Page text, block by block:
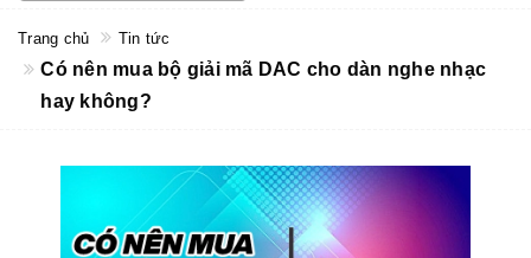
Trang chủ Tin tức
Có nên mua bộ giải mã DAC cho dàn nghe nhạc
hay không?